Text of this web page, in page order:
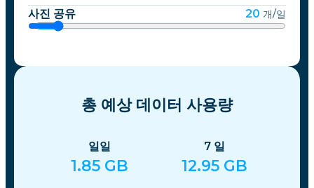
사진 공유 20 개/일
총 예상 데이터 사용량
일일
1.85 GB
7 일
12.95 GB